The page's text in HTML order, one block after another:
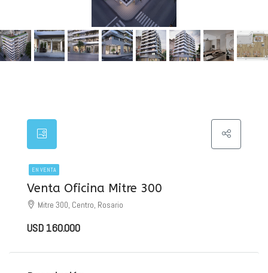
EN VENTA
Venta Oficina Mitre 300
Mitre 300, Centro, Rosario
USD 160.000